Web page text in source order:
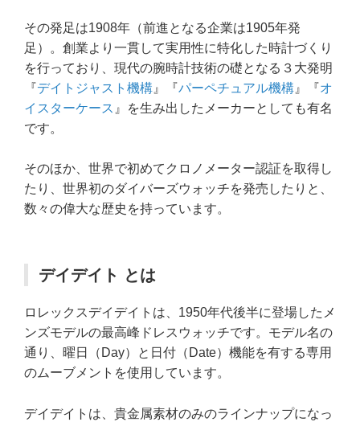
その発足は1908年（前進となる企業は1905年発
足）。創業より一貫して実用性に特化した時計づくり
を行っており、現代の腕時計技術の礎となる３大発明
『デイトジャスト機構 』『パーペチュアル機構 』『オ
イスターケース 』を生み出したメーカーとしても有名
です。
そのほか、世界で初めてクロノメーター認証を取得し
たり、世界初のダイバーズウォッチを発売したりと、
数々の偉大な歴史を持っています。
デイデイト とは
ロレックスデイデイトは、1950年代後半に登場したメ
ンズモデルの最高峰ドレスウォッチです。モデル名の
通り、曜日（Day）と日付（Date）機能を有する専用
のムーブメントを使用しています。
デイデイトは、貴金属素材のみのラインナップになっ